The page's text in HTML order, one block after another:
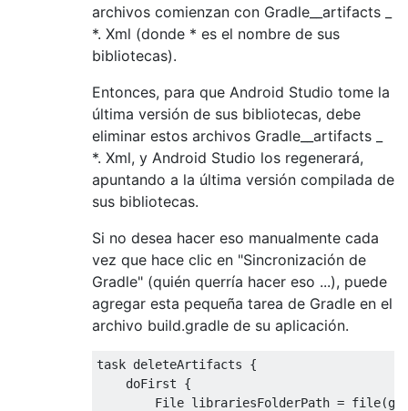
archivos comienzan con Gradle__artifacts _
*. Xml (donde * es el nombre de sus
bibliotecas).
Entonces, para que Android Studio tome la
última versión de sus bibliotecas, debe
eliminar estos archivos Gradle__artifacts _
*. Xml, y Android Studio los regenerará,
apuntando a la última versión compilada de
sus bibliotecas.
Si no desea hacer eso manualmente cada
vez que hace clic en "Sincronización de
Gradle" (quién querría hacer eso ...), puede
agregar esta pequeña tarea de Gradle en el
archivo build.gradle de su aplicación.
task deleteArtifacts {
    doFirst
{
File librariesFolderPath = file(